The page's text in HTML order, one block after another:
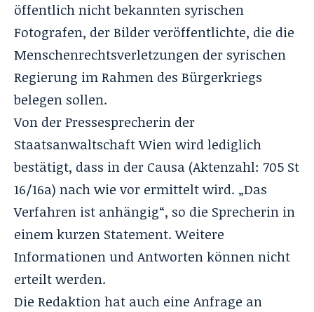
öffentlich nicht bekannten syrischen
Fotografen, der Bilder veröffentlichte, die die
Menschenrechtsverletzungen der syrischen
Regierung im Rahmen des Bürgerkriegs
belegen sollen.
Von der Pressesprecherin der
Staatsanwaltschaft Wien wird lediglich
bestätigt, dass in der Causa (Aktenzahl: 705 St
16/16a) nach wie vor ermittelt wird. „Das
Verfahren ist anhängig“, so die Sprecherin in
einem kurzen Statement. Weitere
Informationen und Antworten können nicht
erteilt werden.
Die Redaktion hat auch eine Anfrage an